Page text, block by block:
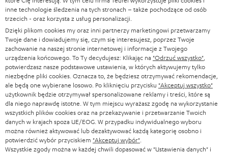
e
t
t
e
r
a
GŁOŚNIKI HIFI
SMART HOME
BLUETOOTH
SŁUCHAWKI
SŁUCHAWKI BLUETOOTH
WIEŻE HI-FI
KARIERA
KONTAKT PRASOWY
B2B
BLOG
NEWSLETTER
SKLEPY
KORZYŚCI
NIEMCY
AUSTRIA
SZWAJCARIA
HOLANDIA
BELGIA
FRANCJA
inne technologie śledzenia na tych stronach – także pochodzące od osób
trzecich - oraz korzysta z usług personalizacji.
Dzięki plikom cookies my oraz inni partnerzy marketingowi przetwarzamy
Twoje dane i dowiadujemy się, czym się interesujesz, poprzez Twoje
zachowanie na naszej stronie internetowej i informacje z Twojego
urządzenia końcowego. To Ty decydujesz: Klikając na "Odrzuć wszystko"
potwierdzasz nasze podstawowe ustawienia, w których aktywujemy tylko
niezbędne pliki cookies. Oznacza to, że będziesz otrzymywać rekomendacje,
ale będą one wybierane losowo. Po kliknięciu przycisku "Akceptuj wszystko"
użytkownik będzie otrzymywał spersonalizowane reklamy i treści, które są
dla niego naprawdę istotne. W tym miejscu wyrażasz zgodę na wykorzystanie
wszystkich plików cookies oraz na przekazywanie i przetwarzanie Twoich
danych w krajach spoza UE/EOG. W przypadku indywidualnego wyboru
można również aktywować lub dezaktywować każdą kategorię osobno i
potwierdzić wybór przyciskiem "Akceptuj wybór"
Wszystkie zgody można w każdej chwili dopasować w "Ustawienia danych" i